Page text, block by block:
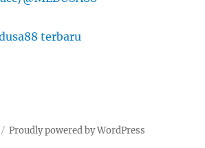
terbaru
Proudly powered by WordPress